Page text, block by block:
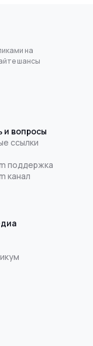
на
шансы
вопросы
ссылки
поддержка
канал